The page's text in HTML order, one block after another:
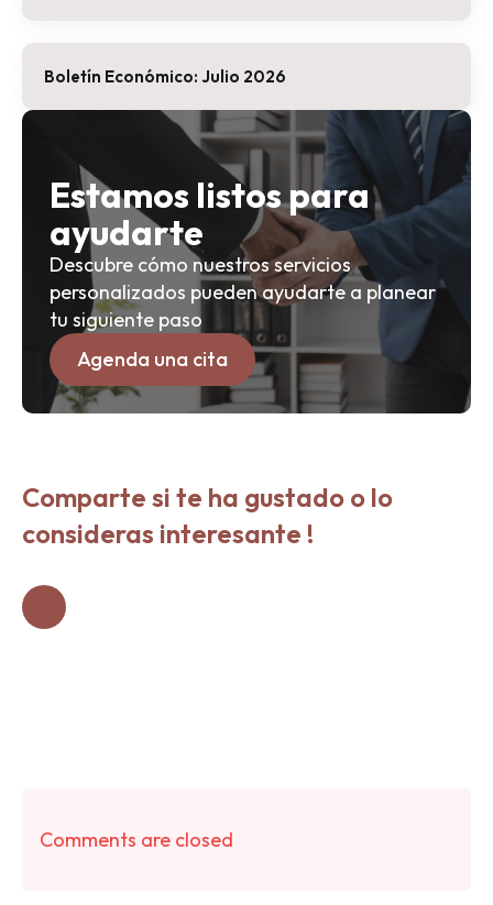
Boletín Económico: Julio 2026
Estamos listos para
ayudarte
Descubre cómo nuestros servicios
personalizados pueden ayudarte a planear
tu siguiente paso
Agenda una cita
Comparte si te ha gustado o lo
consideras interesante !
Comments are closed